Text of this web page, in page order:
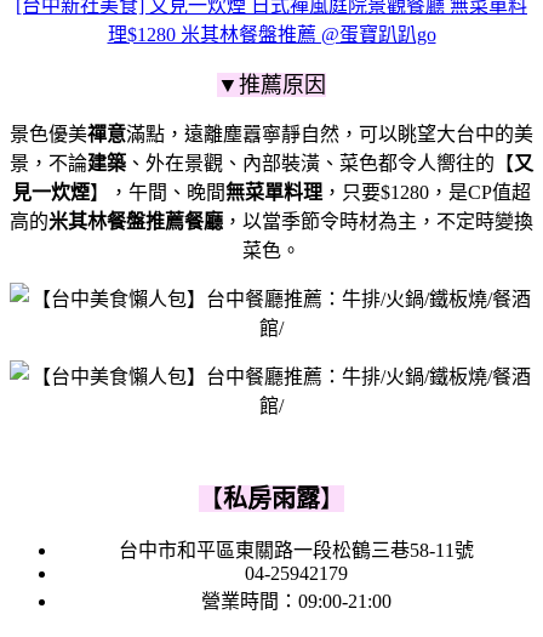
[台中新社美食] 又見一炊煙 日式襌風庭院景觀餐廳 無菜單料
理$1280 米其林餐盤推薦 @蛋寶趴趴go
▼推薦原因
景色優美禪意滿點，遠離塵囂寧靜自然，可以眺望大台中的美
景，不論建築 、外在景觀、內部裝潢、菜色都令人嚮往的【又
見一炊煙】， 午間、晚間無菜單料理 ，只要$1280， 是CP值超
高的米其林餐盤推薦餐廳 ， 以當季節令時材為主，不定時變換
菜色。
【私房雨露】
台中市和平區東關路一段松鶴三巷58-11號
04-25942179
營業時間：09:00-21:00